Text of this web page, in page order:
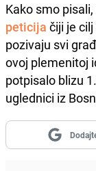
Kako smo
peticija čiji je
pozivaju svi
ovoj plemenitoj
potpisalo blizu
uglednici iz